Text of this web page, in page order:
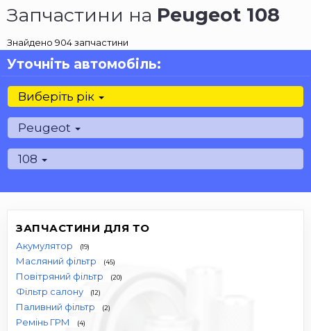
Запчастини на Peugeot 108
Знайдено 904 запчастини
Уточніть автомобіль:
Виберіть рік
Peugeot
108
ЗАПЧАСТИНИ ДЛЯ ТО
Акумулятор (19)
Масляний фільтр (45)
Повітряний фільтр (20)
Фільтр салону (12)
Паливний фільтр (2)
Ремінь ГРМ (4)